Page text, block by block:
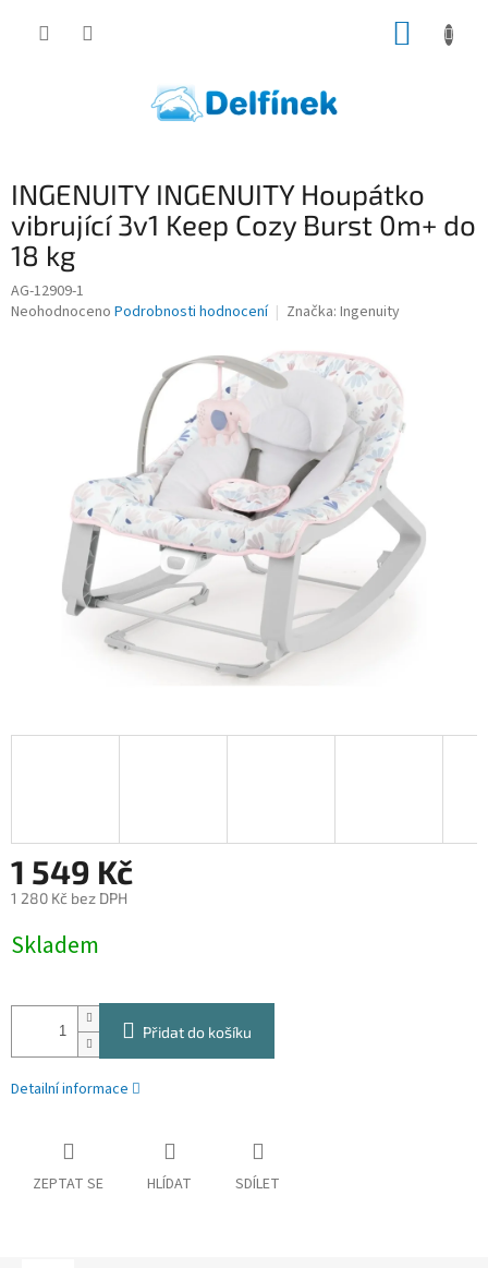
INGENUITY INGENUITY Houpátko
vibrující 3v1 Keep Cozy Burst 0m+ do
18 kg
AG-12909-1
Průměrné
Neohodnoceno Podrobnosti hodnocení Značka: Ingenuity
1 549 Kč
1 280 Kč bez DPH
cena:
Skladem
Přidat do košíku
Detailní informace
ZEPTAT SE HLÍDAT SDÍLET